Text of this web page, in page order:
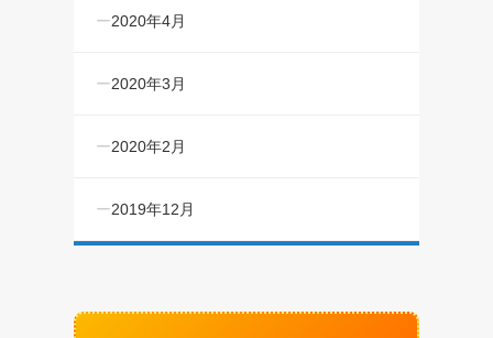
2020年4月
2020年3月
2020年2月
2019年12月